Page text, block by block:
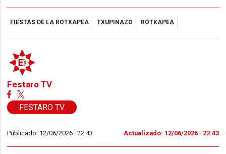
FIESTAS DE LA ROTXAPEA TXUPINAZO ROTXAPEA
Festaro TV
FESTARO TV
Publicado: 12/06/2026 ·22:43 Actualizado: 12/06/2026 · 22:43